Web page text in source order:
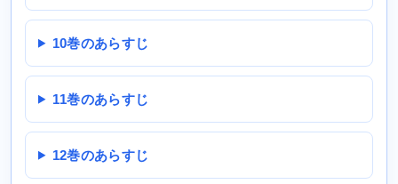
10巻のあらすじ
11巻のあらすじ
12巻のあらすじ